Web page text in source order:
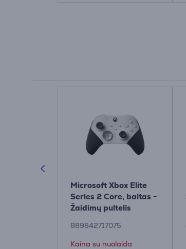
Microsoft Xbox Elite
Series 2 Core, baltas -
Žaidimų pultelis
889842717075
Kaina su nuolaida